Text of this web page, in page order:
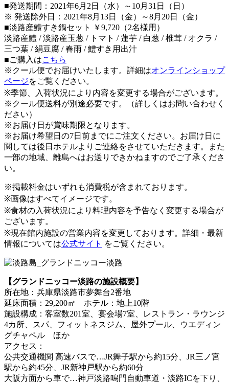
■発送期間：2021年6月2日（水）～10月31日（日）
※ 発送除外日：2021年8月13日（金）～8月20日（金）
■淡路産鱧すき鍋セット ￥9,720（2名様用）
淡路産鱧 / 淡路産玉葱 / トマト / 蓮芋 / 白葱 / 椎茸 / オクラ /
三つ葉 / 絹豆腐 / 春雨 / 鱧すき用出汁
■ご購入はこちら
※クール便でお届けいたします。詳細はオンラインショップ
ページをご覧ください。
※季節、入荷状況により内容を変更する場合がございます。
※クール便送料が別途必要です。（詳しくはお問い合わせく
ださい）
※お届け日が賞味期限となります。
※お届け希望日の7日前までにご注文ください。お届け日に
関しては後日ホテルよりご連絡をさせていただきます。また
一部の地域、離島へはお送りできかねますのでご了承くださ
い。
※掲載料金はいずれも消費税が含まれております。
※画像はすべてイメージです。
※食材の入荷状況により料理内容を予告なく変更する場合が
ございます。
※現在館内施設の営業内容を変更しております。詳細・最新
情報については公式サイト をご覧ください。
【グランドニッコー淡路の施設概要】
所在地：兵庫県淡路市夢舞台2番地
延床面積：29,200㎡ ホテル：地上10階
施設構成：客室数201室、宴会場7室、レストラン・ラウンジ
4カ所、スパ、フィットネスジム、屋外プール、ウエディン
グチャペル ほか
アクセス：
公共交通機関 高速バスで…JR舞子駅から約15分、JR三ノ宮
駅から約45分、JR新神戸駅から約60分
大阪方面から車で…神戸淡路鳴門自動車道・淡路ICを下り、